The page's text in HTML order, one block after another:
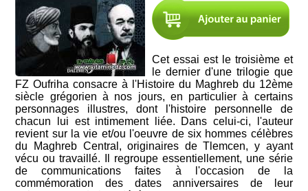
Cet essai est le troisième et
le dernier d'une trilogie que
FZ Oufriha consacre à l'Histoire du Maghreb du 12ème
siècle grégorien à nos jours, en particulier à certains
personnages illustres, dont l'histoire personnelle de
chacun lui est intimement liée. Dans celui-ci, l'auteur
revient sur la vie et/ou l'oeuvre de six hommes célèbres
du Maghreb Central, originaires de Tlemcen, y ayant
vécu ou travaillé. Il regroupe essentiellement, une série
de communications faites à l'occasion de la
commémoration des dates anniversaires de leur